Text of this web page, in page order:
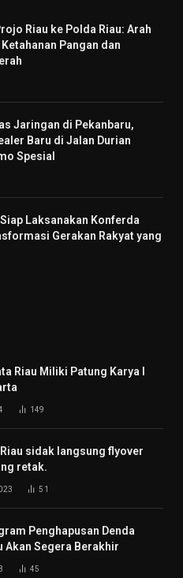
Riau ke Polda Riau: Arah
Pangan dan
Jaringan di Pekanbaru,
Baru di Jalan Durian
Spesial
Siap Laksanakan Konferda
Gerakan Rakyat yang
Riau Miliki Patung Karya I
149
Riau sidak langsung flyover
retak.
51
Penghapusan Denda
Akan Segera Berakhir
45